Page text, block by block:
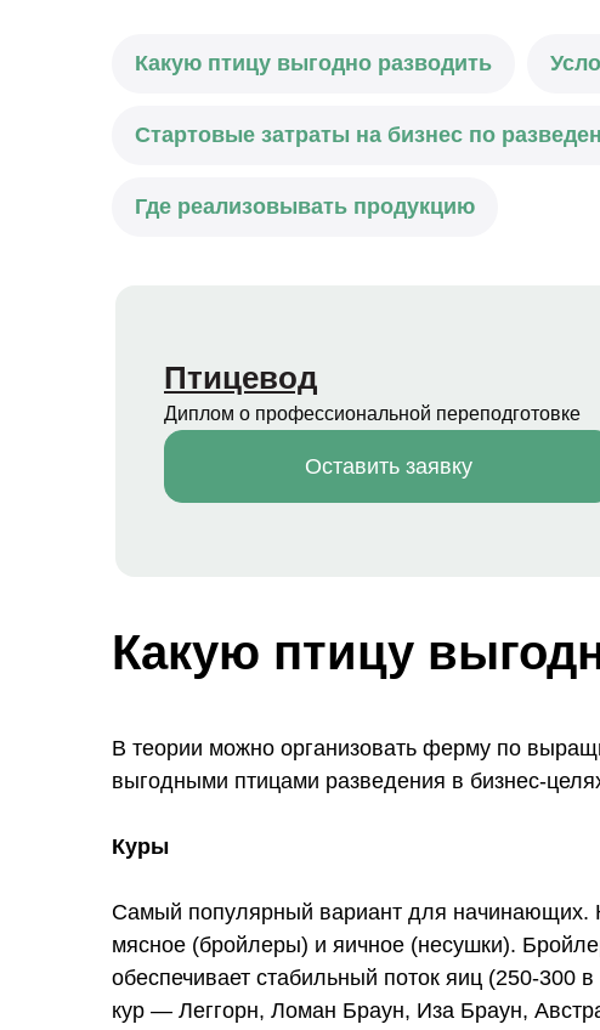
Какую птицу выгодно разводить
Стартовые затраты на бизнес по
Где реализовывать продукцию
Птицевод
Диплом о профессиональной переподготовке
Оставить заявку
Какую птицу
В теории можно организовать ферму по
выгодными птицами разведения в бизнес-
Куры
Самый популярный вариант для начинающих.
мясное (бройлеры) и яичное (несушки).
обеспечивает стабильный поток яиц (250-
кур — Леггорн, Ломан Браун, Иза Браун,